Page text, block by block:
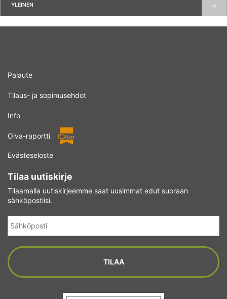
YLEINEN
Palaute
Tilaus- ja sopimusehdot
Info
Oiva-raportti
Evästeseloste
Tilaa uutiskirje
Tilaamalla uutiskirjeemme saat uusimmat edut suoraan
sähköpostiisi.